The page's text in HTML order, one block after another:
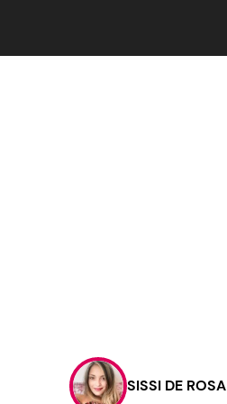
Contattaci
PubblicitàSISSI DE ROSA